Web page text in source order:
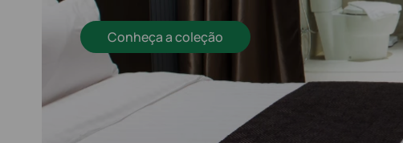
Conheça a coleção